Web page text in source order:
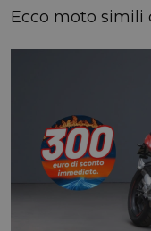
Ecco moto simili